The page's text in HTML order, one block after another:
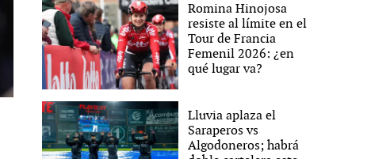
Romina Hinojosa
resiste al límite en el
Tour de Francia
Femenil 2026: ¿en
qué lugar va?
Lluvia aplaza el
Saraperos vs
Algodoneros; habrá